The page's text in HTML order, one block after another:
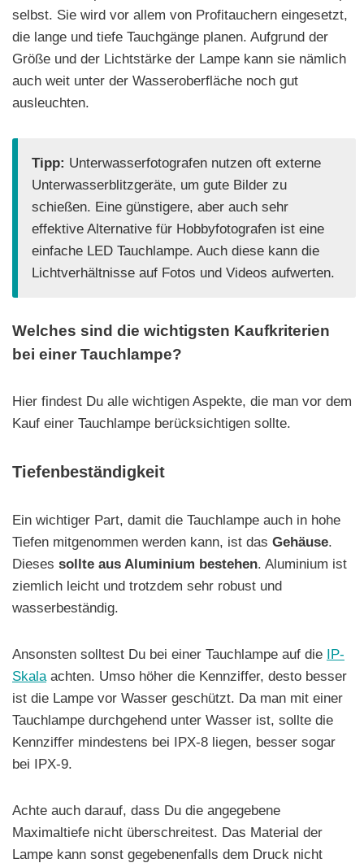
selbst. Sie wird vor allem von Profitauchern eingesetzt,
die lange und tiefe Tauchgänge planen. Aufgrund der
Größe und der Lichtstärke der Lampe kann sie nämlich
auch weit unter der Wasseroberfläche noch gut
ausleuchten.
Tipp: Unterwasserfotografen nutzen oft externe
Unterwasserblitzgeräte, um gute Bilder zu
schießen. Eine günstigere, aber auch sehr
effektive Alternative für Hobbyfotografen ist eine
einfache LED Tauchlampe. Auch diese kann die
Lichtverhältnisse auf Fotos und Videos aufwerten.
Welches sind die wichtigsten Kaufkriterien
bei einer Tauchlampe?
Hier findest Du alle wichtigen Aspekte, die man vor dem
Kauf einer Tauchlampe berücksichtigen sollte.
Tiefenbeständigkeit
Ein wichtiger Part, damit die Tauchlampe auch in hohe
Tiefen mitgenommen werden kann, ist das Gehäuse.
Dieses sollte aus Aluminium bestehen. Aluminium ist
ziemlich leicht und trotzdem sehr robust und
wasserbeständig.
Ansonsten solltest Du bei einer Tauchlampe auf die IP-
Skala achten. Umso höher die Kennziffer, desto besser
ist die Lampe vor Wasser geschützt. Da man mit einer
Tauchlampe durchgehend unter Wasser ist, sollte die
Kennziffer mindestens bei IPX-8 liegen, besser sogar
bei IPX-9.
Achte auch darauf, dass Du die angegebene
Maximaltiefe nicht überschreitest. Das Material der
Lampe kann sonst gegebenenfalls dem Druck nicht